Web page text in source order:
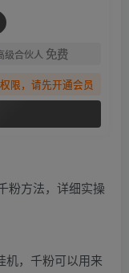
级合伙人 免费
限，请先开通会员
机，千粉可以用来